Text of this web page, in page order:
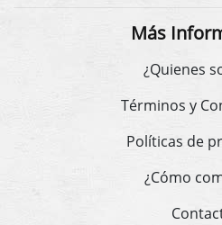
Más
¿Quienes
Términos y
Políticas de
¿Cómo